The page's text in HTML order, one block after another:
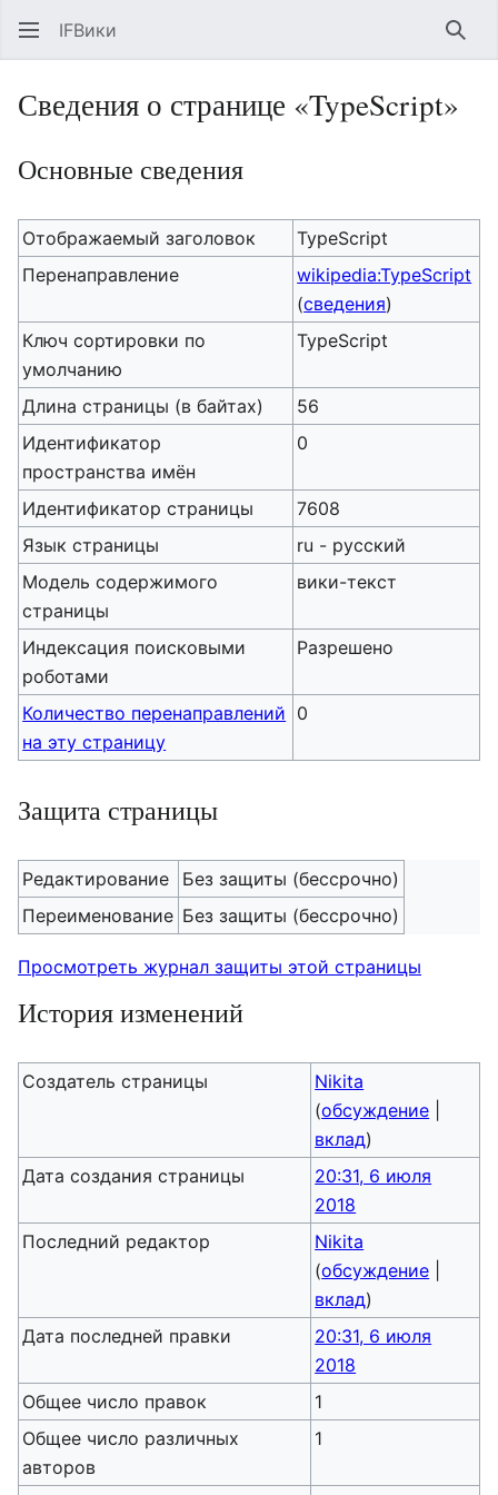
IFВики
Сведения о странице «TypeScript»
Основные сведения
Отображаемый заголовок
TypeScript
Перенаправление
wikipedia:TypeScript
(сведения)
Ключ сортировки по
умолчанию
TypeScript
Длина страницы (в байтах)
56
Идентификатор
пространства имён
0
Идентификатор страницы
7608
Язык страницы
ru - русский
Модель содержимого
страницы
вики-текст
Индексация поисковыми
роботами
Разрешено
Количество перенаправлений
на эту страницу
0
Защита страницы
Редактирование
Без защиты (бессрочно)
Переименование Без защиты (бессрочно)
Просмотреть журнал защиты этой страницы
История изменений
Создатель страницы
Nikita
(обсуждение
вклад)
Дата создания страницы
20:31, 6 июля
2018
Последний редактор
Nikita
(обсуждение
вклад)
Дата последней правки
20:31, 6 июля
2018
Общее число правок
1
Общее число различных
авторов
1